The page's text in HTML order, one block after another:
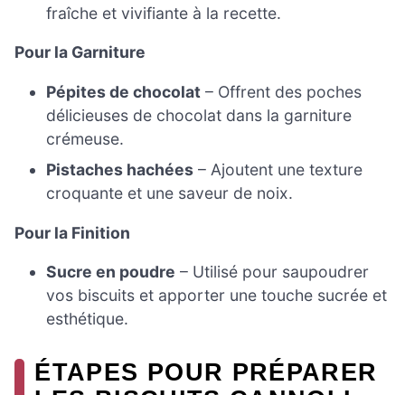
fraîche et vivifiante à la recette.
Pour la Garniture
Pépites de chocolat – Offrent des poches
délicieuses de chocolat dans la garniture
crémeuse.
Pistaches hachées – Ajoutent une texture
croquante et une saveur de noix.
Pour la Finition
Sucre en poudre – Utilisé pour saupoudrer
vos biscuits et apporter une touche sucrée et
esthétique.
ÉTAPES POUR PRÉPARER